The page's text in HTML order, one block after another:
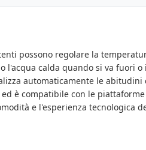
possono regolare la
calda quando si va
automaticamente le
è compatibile con le
e l'esperienza tecnologica